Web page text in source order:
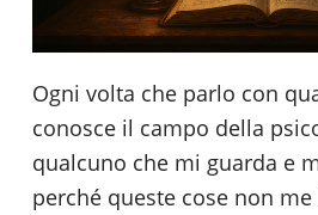
Ogni volta che parlo con
conosce il campo della
qualcuno che mi guarda e
perché queste cose non